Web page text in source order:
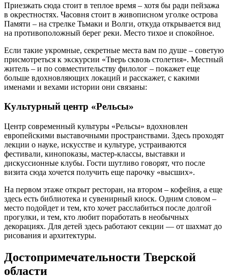
Приезжать сюда стоит в теплое время – хотя бы ради пейзажа
в окрестностях. Часовня стоит в живописном уголке острова
Памяти – на стрелке Тьмаки и Волги, откуда открывается вид
на противоположный берег реки. Место тихое и спокойное.
Если такие укромные, секретные места вам по душе – советую
присмотреться к экскурсии «Тверь сквозь столетия». Местный
житель – и по совместительству филолог – покажет еще
больше вдохновляющих локаций и расскажет, с какими
именами и вехами истории они связаны:
Культурный центр «Рельсы»
Центр современный культуры «Рельсы» вдохновлен
европейскими выставочными пространствами. Здесь проходят
лекции о науке, искусстве и культуре, устраиваются
фестивали, кинопоказы, мастер-классы, выставки и
дискуссионные клубы. Гости шутливо говорят, что после
визита сюда хочется получить еще парочку «высших».
На первом этаже открыт ресторан, на втором – кофейня, а еще
здесь есть библиотека и сувенирный киоск. Одним словом –
место подойдет и тем, кто хочет расслабиться после долгой
прогулки, и тем, кто любит поработать в необычных
декорациях. Для детей здесь работают секции — от шахмат до
рисования и архитектуры.
Достопримечательности Тверской
области